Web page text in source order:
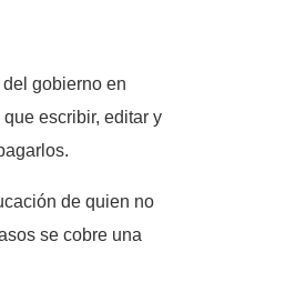
gobierno en
escribir, editar y
de quien no
se cobre una